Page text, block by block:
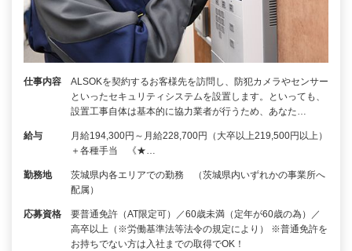
仕事内容
ALSOKを契約するお客様先を訪問し、防犯カメラやセンサー
といったセキュリティシステムを設置します。といっても、
設置工事自体は基本的に協力業者が行うため、あなた…
給与
月給194,300円～月給228,700円（大卒以上219,500円以上）
＋各種手当 《★…
勤務地
茨城県内各エリアでの勤務 （茨城県内いずれかの事業所へ
配属）
応募資格
要普通免許（AT限定可）／60歳未満（定年が60歳の為）／
高卒以上（※労働基準法等法令の規定により） ※普通免許を
お持ちでない方は入社までの取得でOK！